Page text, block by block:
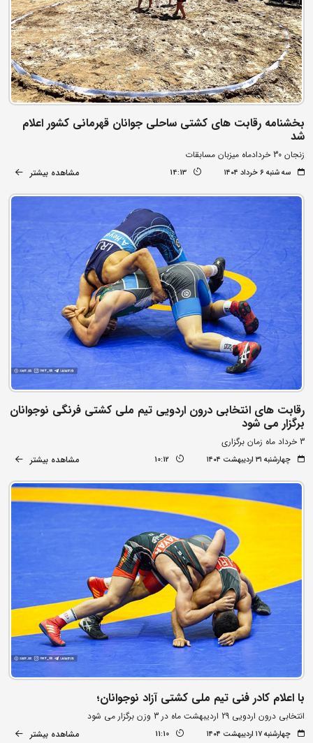
بخشنامه رقابت های کشتی ساحلی جوانان قهرمانی کشور اعلام
شد
زنجان 30 خردادماه میزبان مسابقات
سه شنبه ۶ خرداد ۱۴۰۴ 14:13 مشاهده بیشتر
رقابت های انتخابی درون اردویی تیم ملی کشتی فرنگی نوجوانان
برگزار می شود
3 خرداد ماه زمان برگزاری
چهارشنبه ۳۱ اردیبهشت ۱۴۰۴ 10:12 مشاهده بیشتر
با اعلام کادر فنی تیم ملی کشتی آزاد نوجوانان؛
انتخابی درون اردویی 29 اردیبهشت ماه در 3 وزن برگزار می شود
چهارشنبه ۱۷ اردیبهشت ۱۴۰۴ 11:10 مشاهده بیشتر